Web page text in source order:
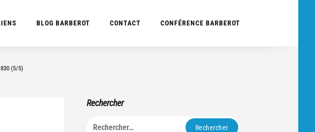
BLOG BARBEROT CONTACT CONFÉRENCE BARBEROT
(5/5)
Rechercher
Rechercher :